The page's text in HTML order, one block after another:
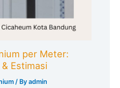
per Meter:
Estimasi
/ Byadmin